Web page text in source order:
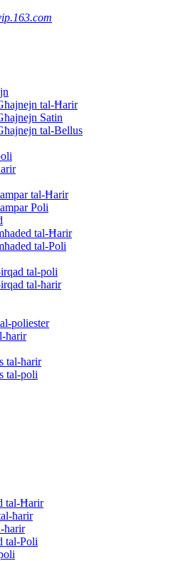
tal-Ħarir
Satin
tal-Bellus
tal-Ħarir
Poli
tal-Ħarir
tal-Poli
tal-poli
tal-ħarir
poliester
ħarir
tal-ħarir
tal-poli
tal-Ħarir
ħarir
ħarir
tal-Poli